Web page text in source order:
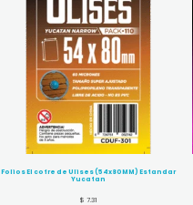
Folios El cofre de Ulises (54x80MM) Estandar
Yucatan
$ 7.31